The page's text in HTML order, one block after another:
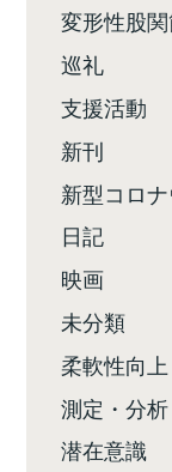
変形性股
巡礼
支援活動
新刊
新型コロ
日記
映画
未分類
柔軟性向上
測定・分析
潜在意識